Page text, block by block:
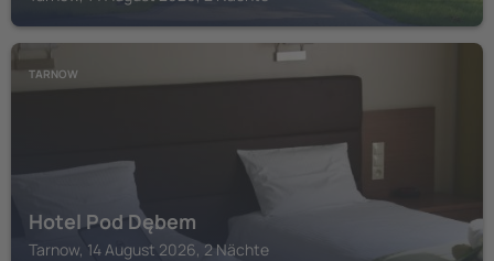
TARNOW
Hotel Pod Dębem
Tarnow, 14 August 2026, 2 Nächte